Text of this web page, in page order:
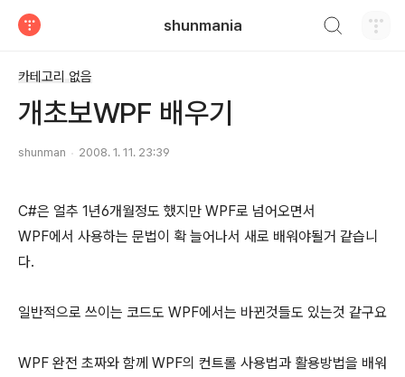
shunmania
카테고리 없음
개초보WPF 배우기
shunman 2008. 1. 11. 23:39
C#은 얼추 1년6개월정도 했지만 WPF로 넘어오면서
WPF에서 사용하는 문법이 확 늘어나서 새로 배워야될거 같습니
다.
일반적으로 쓰이는 코드도 WPF에서는 바뀐것들도 있는것 같구요
WPF 완전 초짜와 함께 WPF의 컨트롤 사용법과 활용방법을 배워